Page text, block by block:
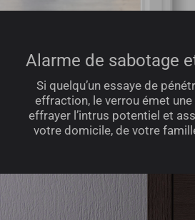
Alarme de sabotage
Si quelqu’un essaye de
effraction, le verrou émet
effrayer l’intrus potentiel et
votre domicile, de votre